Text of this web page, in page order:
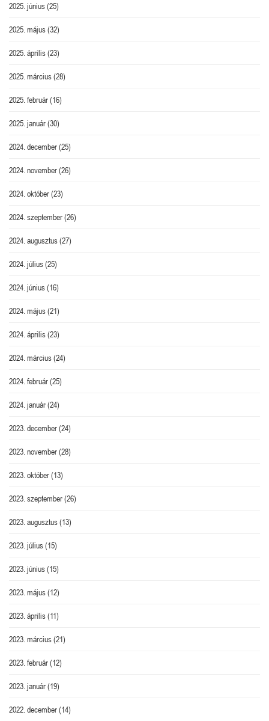
2025. június(25)
2025. május(32)
2025. április(23)
2025. március(28)
2025. február(16)
2025. január(30)
2024. december(25)
2024. november(26)
2024. október(23)
2024. szeptember(26)
2024. augusztus(27)
2024. július(25)
2024. június(16)
2024. május(21)
2024. április(23)
2024. március(24)
2024. február(25)
2024. január(24)
2023. december(24)
2023. november(28)
2023. október(13)
2023. szeptember(26)
2023. augusztus(13)
2023. július(15)
2023. június(15)
2023. május(12)
2023. április(11)
2023. március(21)
2023. február(12)
2023. január(19)
2022. december(14)